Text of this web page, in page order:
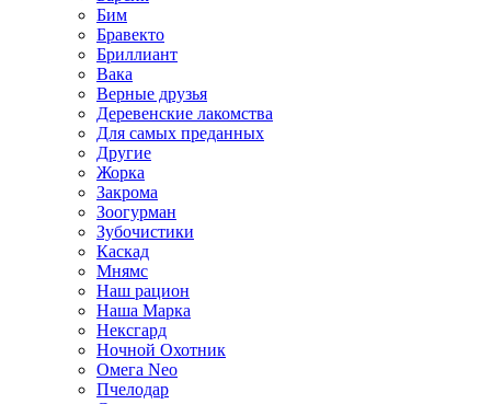
Бим
Бравекто
Бриллиант
Вака
Верные друзья
Деревенские лакомства
Для самых преданных
Другие
Жорка
Закрома
Зоогурман
Зубочистики
Каскад
Мнямс
Наш рацион
Наша Марка
Нексгард
Ночной Охотник
Омега Neo
Пчелодар